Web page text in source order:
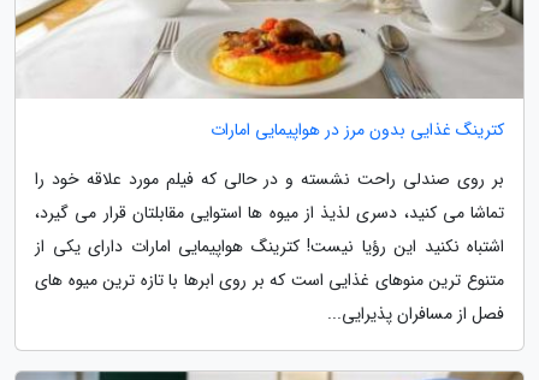
کترینگ غذایی بدون مرز در هواپیمایی امارات
بر روی صندلی راحت نشسته و در حالی که فیلم مورد علاقه خود را
تماشا می کنید، دسری لذیذ از میوه ها استوایی مقابلتان قرار می گیرد،
اشتباه نکنید این رؤیا نیست! کترینگ هواپیمایی امارات دارای یکی از
متنوع ترین منوهای غذایی است که بر روی ابرها با تازه ترین میوه های
فصل از مسافران پذیرایی...